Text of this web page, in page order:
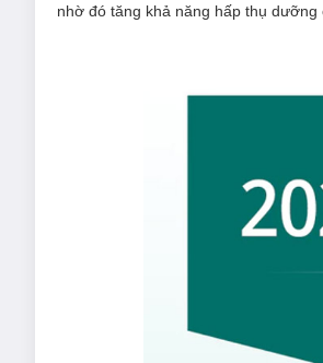
nhờ đó tăng khả năng hấp thụ dưỡng